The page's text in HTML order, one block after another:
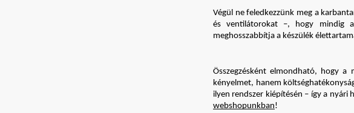
Végül ne feledkezzünk meg a
és ventilátorokat –, hogy mindig
meghosszabbítja a készülék
Összegzésként elmondható, hogy
kényelmet, hanem
ilyen rendszer kiépítésén – így a nyári
webshopunkban!